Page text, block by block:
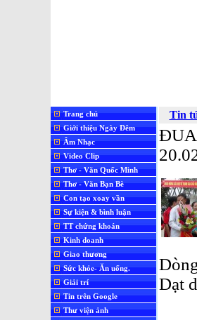
Trang chủ
Giới thiệu Ngày Đêm
Âm Nhạc
Video Clip
Thơ - Văn Quốc Minh
Thơ - Văn Bạn Bè
Con tạo xoay vần
Sự kiện & bình luận
TT chứng khoán
Kinh doanh
Giao thương
Sức khỏe- Ăn uống.
Giải trí
Tin trên Google
Thư viện ảnh
Tin
ĐUA
Dạt